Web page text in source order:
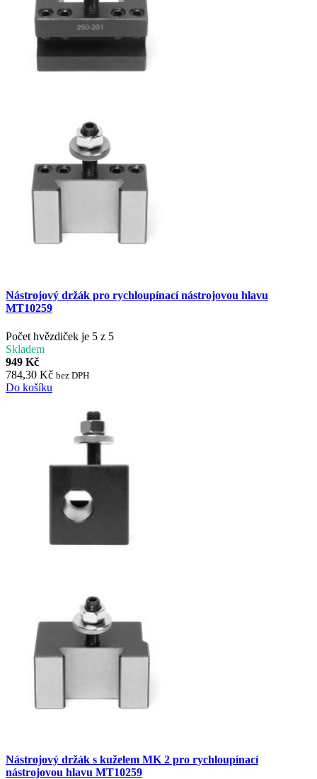
Nástrojový držák pro rychloupínací nástrojovou hlavu
MT10259
Počet hvězdiček je 5 z 5
Skladem
949 Kč
784,30 Kč bez DPH
Do košíku
Nástrojový držák s kuželem MK 2 pro rychloupínací
nástrojovou hlavu MT10259